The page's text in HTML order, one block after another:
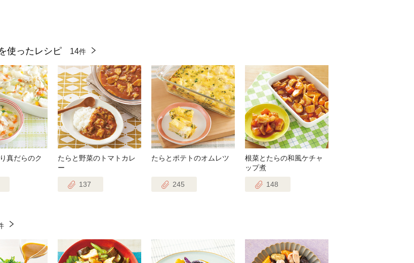
使ったレシピ 14件
真だらのク
たらと野菜のトマトカレ
ー
137
たらとポテトのオムレツ
245
根菜とたらの和風ケチャ
ップ煮
148